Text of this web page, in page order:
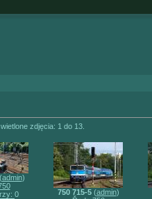
zdjęcia: 1 do 13.
admin)
0
750 715-5(admin)